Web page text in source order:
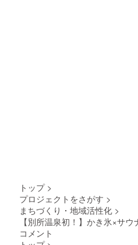
トップ >
プロジェクトをさがす >
まちづくり・地域活性化 >
【別所温泉初！】かき氷×サウ
コメント